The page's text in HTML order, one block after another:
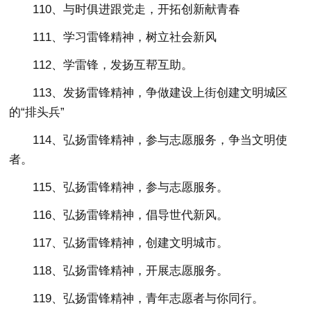
110、与时俱进跟党走，开拓创新献青春
111、学习雷锋精神，树立社会新风
112、学雷锋，发扬互帮互助。
113、发扬雷锋精神，争做建设上街创建文明城区
的“排头兵”
114、弘扬雷锋精神，参与志愿服务，争当文明使
者。
115、弘扬雷锋精神，参与志愿服务。
116、弘扬雷锋精神，倡导世代新风。
117、弘扬雷锋精神，创建文明城市。
118、弘扬雷锋精神，开展志愿服务。
119、弘扬雷锋精神，青年志愿者与你同行。